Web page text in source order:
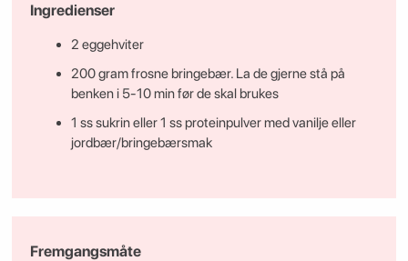
Ingredienser
2 eggehviter
200 gram frosne bringebær. La de gjerne stå på
benken i 5-10 min før de skal brukes
1 ss sukrin eller 1 ss proteinpulver med vanilje eller
jordbær/bringebærsmak
Fremgangsmåte